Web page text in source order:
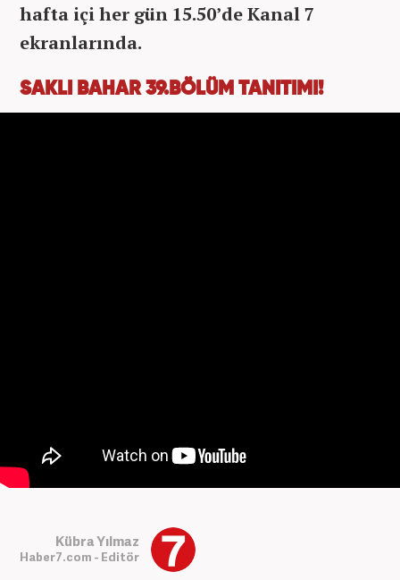
hafta içi her gün 15.50’de Kanal 7
ekranlarında.
SAKLI BAHAR 39.BÖLÜM TANITIMI!
Kübra Yılmaz
Haber7.com - Editör